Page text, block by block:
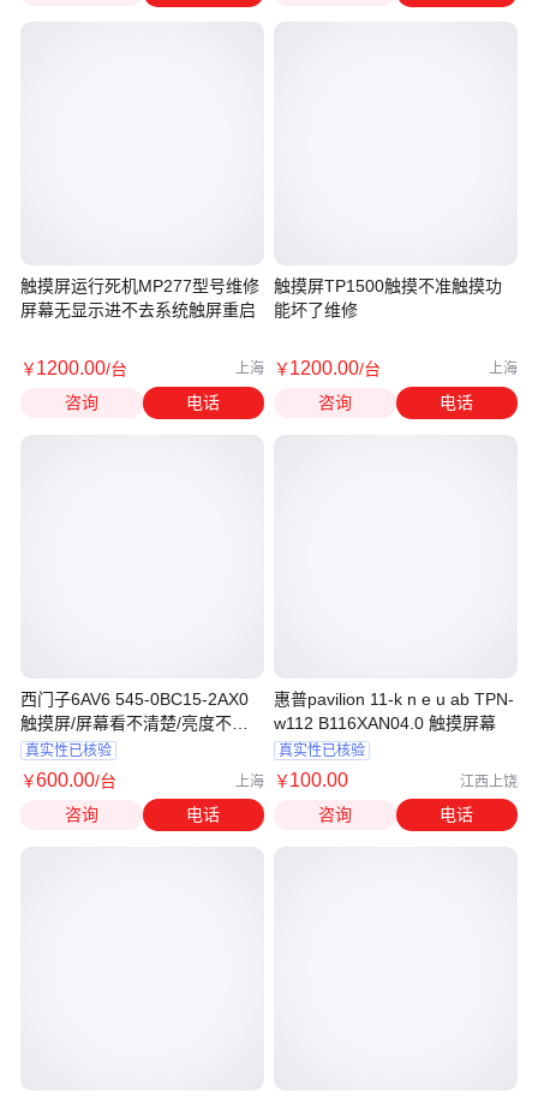
触摸屏运行死机MP277型号维修
屏幕无显示进不去系统触屏重启
￥1200.00/台 上海
咨询 电话
西门子6AV6 545-0BC15-2AX0
触摸屏/屏幕看不清楚/亮度不行
维修
真实性已核验
￥600.00/台 上海
咨询 电话
触摸屏TP1500触摸不准触摸功
能坏了维修
￥1200.00/台 上海
咨询 电话
惠普pavilion 11-k n e u ab TPN-
w112 B116XAN04.0 触摸屏幕
真实性已核验
￥100.00 江西上饶
咨询 电话